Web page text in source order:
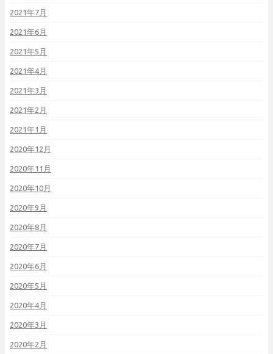
2021年7月
2021年6月
2021年5月
2021年4月
2021年3月
2021年2月
2021年1月
2020年12月
2020年11月
2020年10月
2020年9月
2020年8月
2020年7月
2020年6月
2020年5月
2020年4月
2020年3月
2020年2月